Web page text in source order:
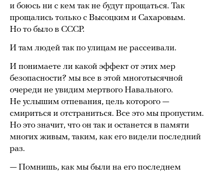
и боюсь ни с кем так не будут прощаться. Так
прощались только с Высоцким и Сахаровым.
Но то было в СССР.
И там людей так по улицам не рассеивали.
И понимаете ли какой эффект от этих мер
безопасности? мы все в этой многотысячной
очереди не увидим мертвого Навального.
Не услышим отпевания, цель которого —
смириться и отстраниться. Все это мы пропустим.
Но это значит, что он так и останется в памяти
многих живым, таким, как его видели последний
раз.
— Помнишь, как мы были на его последнем